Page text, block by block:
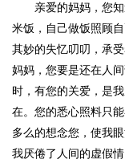
亲爱的妈妈，您
米饭，自己做饭照顾
其妙的失忆叨叨，承
妈妈，您要是还在人
时，有您的关爱，是
在。您的悉心照料只
多么的想念您，使我
我厌倦了人间的虚假